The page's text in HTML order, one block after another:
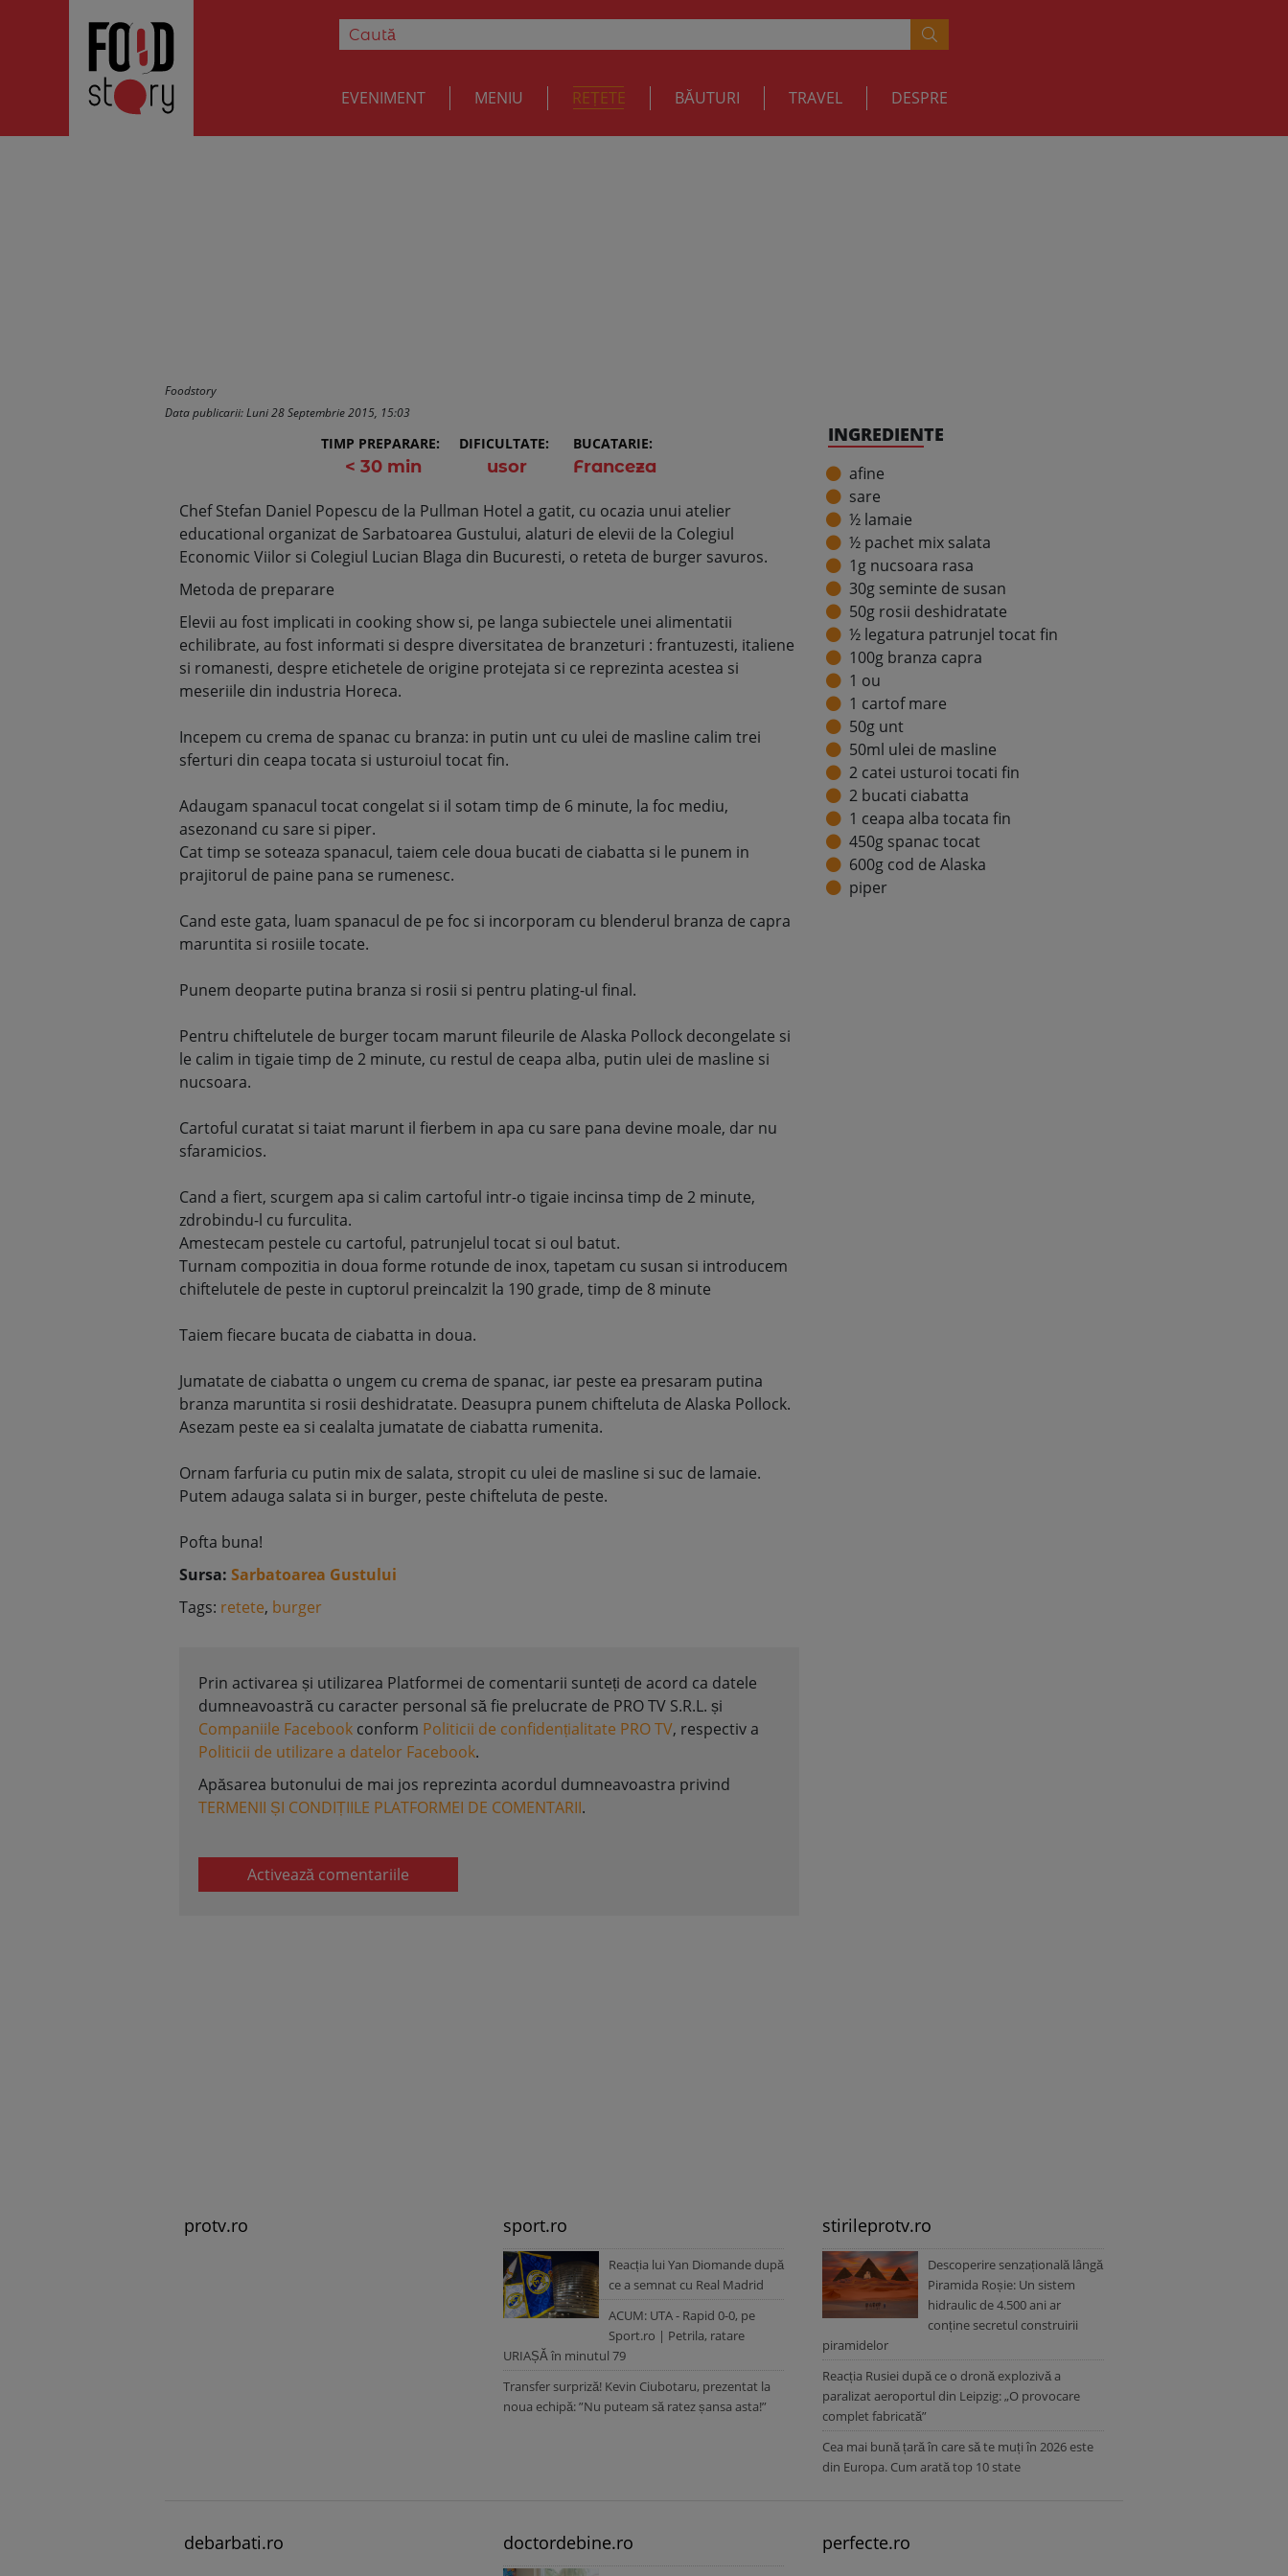
EVENIMENT MENIU REȚETE BĂUTURI TRAVEL DESPRE
Foodstory
Data publicarii: Luni 28 Septembrie 2015, 15:03
TIMP PREPARARE:
< 30 min
DIFICULTATE:
usor
BUCATARIE:
Franceza
Chef Stefan Daniel Popescu de la Pullman Hotel a gatit, cu ocazia unui atelier
educational organizat de Sarbatoarea Gustului, alaturi de elevii de la Colegiul
Economic Viilor si Colegiul Lucian Blaga din Bucuresti, o reteta de burger savuros.
Metoda de preparare
Elevii au fost implicati in cooking show si, pe langa subiectele unei alimentatii
echilibrate, au fost informati si despre diversitatea de branzeturi : frantuzesti, italiene
si romanesti, despre etichetele de origine protejata si ce reprezinta acestea si
meseriile din industria Horeca.
Incepem cu crema de spanac cu branza: in putin unt cu ulei de masline calim trei
sferturi din ceapa tocata si usturoiul tocat fin.
Adaugam spanacul tocat congelat si il sotam timp de 6 minute, la foc mediu,
asezonand cu sare si piper.
Cat timp se soteaza spanacul, taiem cele doua bucati de ciabatta si le punem in
prajitorul de paine pana se rumenesc.
Cand este gata, luam spanacul de pe foc si incorporam cu blenderul branza de capra
maruntita si rosiile tocate.
Punem deoparte putina branza si rosii si pentru plating-ul final.
Pentru chiftelutele de burger tocam marunt fileurile de Alaska Pollock decongelate si
le calim in tigaie timp de 2 minute, cu restul de ceapa alba, putin ulei de masline si
nucsoara.
Cartoful curatat si taiat marunt il fierbem in apa cu sare pana devine moale, dar nu
sfaramicios.
Cand a fiert, scurgem apa si calim cartoful intr-o tigaie incinsa timp de 2 minute,
zdrobindu-l cu furculita.
Amestecam pestele cu cartoful, patrunjelul tocat si oul batut.
Turnam compozitia in doua forme rotunde de inox, tapetam cu susan si introducem
chiftelutele de peste in cuptorul preincalzit la 190 grade, timp de 8 minute
Taiem fiecare bucata de ciabatta in doua.
Jumatate de ciabatta o ungem cu crema de spanac, iar peste ea presaram putina
branza maruntita si rosii deshidratate. Deasupra punem chifteluta de Alaska Pollock.
Asezam peste ea si cealalta jumatate de ciabatta rumenita.
Ornam farfuria cu putin mix de salata, stropit cu ulei de masline si suc de lamaie.
Putem adauga salata si in burger, peste chifteluta de peste.
Pofta buna!
Sursa: Sarbatoarea Gustului
Tags: retete, burger
Prin activarea și utilizarea Platformei de comentarii sunteți de acord ca datele
dumneavoastră cu caracter personal să fie prelucrate de PRO TV S.R.L. și
Companiile Facebook conform Politicii de confidențialitate PRO TV, respectiv a
Politicii de utilizare a datelor Facebook.
Apăsarea butonului de mai jos reprezinta acordul dumneavoastra privind
TERMENII ȘI CONDIȚIILE PLATFORMEI DE COMENTARII.
Activează comentariile
INGREDIENTE
afine
sare
½ lamaie
½ pachet mix salata
1g nucsoara rasa
30g seminte de susan
50g rosii deshidratate
½ legatura patrunjel tocat fin
100g branza capra
1 ou
1 cartof mare
50g unt
50ml ulei de masline
2 catei usturoi tocati fin
2 bucati ciabatta
1 ceapa alba tocata fin
450g spanac tocat
600g cod de Alaska
piper
protv.ro sport.ro
Reacția lui Yan Diomande după
ce a semnat cu Real Madrid
ACUM: UTA - Rapid 0-0, pe
Sport.ro | Petrila, ratare
URIAȘĂ în minutul 79
Transfer surpriză! Kevin Ciubotaru, prezentat la
noua echipă: ”Nu puteam să ratez șansa asta!”
stirileprotv.ro
Descoperire senzațională lângă
Piramida Roșie: Un sistem
hidraulic de 4.500 ani ar
conține secretul construirii
piramidelor
Reacția Rusiei după ce o dronă explozivă a
paralizat aeroportul din Leipzig: „O provocare
complet fabricată”
Cea mai bună țară în care să te muți în 2026 este
din Europa. Cum arată top 10 state
debarbati.ro doctordebine.ro perfecte.ro